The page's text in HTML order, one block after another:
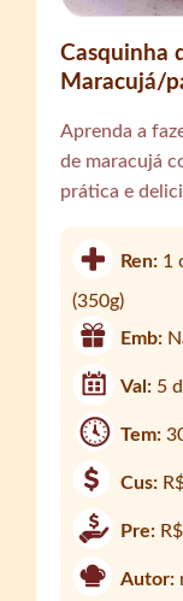
Casquinha
Maracujá/
Aprenda a
de maracujá
prática e
Ren: 1
(350g)
Emb:
Val: 5
Tem:
Cus:
Pre:
Autor: